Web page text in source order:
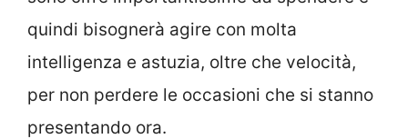
quindi bisognerà agire con molta
intelligenza e astuzia, oltre che velocità,
per non perdere le occasioni che si stanno
presentando ora.